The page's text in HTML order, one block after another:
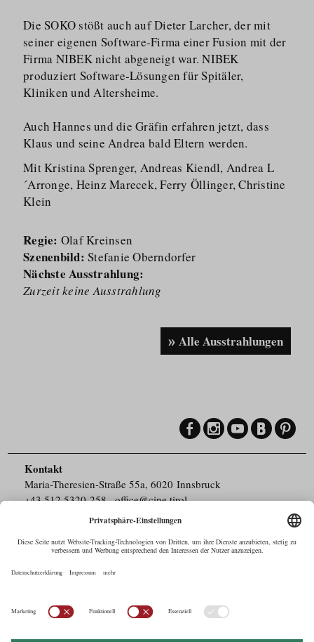
Die SOKO stößt auch auf Dieter Larcher, der mit
seiner eigenen Software-Firma einer Fusion mit der
Firma NIBEK nicht abgeneigt war. NIBEK
produziert Software-Lösungen für Spitäler,
Kliniken und Altersheime.
Auch Hannes und die Gräfin erfahren jetzt, dass
Klaus und seine Andrea bald Eltern werden.
Mit Kristina Sprenger, Andreas Kiendl, Andrea L
´Arronge, Heinz Marecek, Ferry Öllinger, Christine
Klein
Regie: Olaf Kreinsen
Szenenbild:Stefanie Oberndorfer
Nächste Ausstrahlung:
Zurzeit keine Ausstrahlung
Alle Ausstrahlungen
Kontakt
Maria-Theresien-Straße 55a, 6020 Innsbruck
+43.512.5320-258,office@cine.tirol
Barrierefreiheit
Pressebereich
Datenschutz
Commercials in Tirol
Drehorte in Tirol